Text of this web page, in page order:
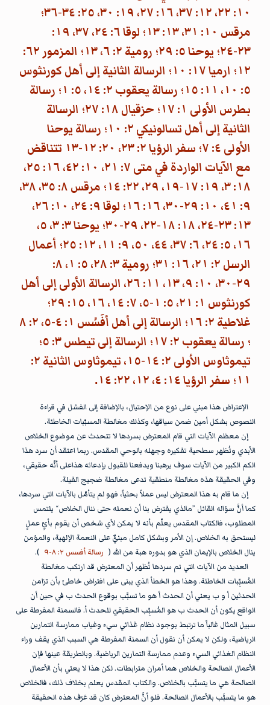
١٠: ٢٢، ١٢: ٣٧، ١٦: ٢٧، ١٩: ٣٠، ٢٥: ٣٤-٣٦؛
مرقس ١٠: ٣١، ١٣: ١٣؛ لوقا ٦: ٢٤، ٣٧، ١٩:
٢٣-٢٤؛ يوحنا ٥: ٢٩؛ رومية ٢: ٦، ١٣؛ المزمور ٦٢:
١٢؛ ارميا ١٧: ١٠؛ الرسالة الثانية إلى أهل كورنثوس
٥: ١٠، ١١: ١٥؛ رسالة يعقوب ٢: ١٤، ٥: ١؛ رسالة
بطرس الأولى ١: ١٧؛ حزقيال ١٨: ٢٧؛ الرسالة
الثانية إلى أهل تسالونيكي ٢: ١٠؛ رسالة يوحنا
الأولى ٤: ٧؛ سفر الرؤيا ٢: ٢٣، ٢٠: ١٢-١٣ تتناقض
مع الآيات الواردة في متى ٧: ٢١، ١٠: ٤٢، ١٦: ٢٥،
١٨: ٣، ١٩: ١٧-١٩، ٢٩، ٢٢: ١٤؛ مرقس ٨: ٣٥، ٣٨،
٩: ٤١، ١٠: ٢٩-٣٠، ١٦: ١٦؛ لوقا ٩: ٢٤، ١٠: ٢٦،
١٣: ٢٣-٢٤، ١٨: ١٨-٢٢، ٢٩-٣٠؛ يوحنا ٣: ٣، ٥،
١٦، ٥: ٢٤، ٦: ٣٧، ٤٤، ٥٠، ٩: ١١، ١٢: ٢٥؛ أعمال
الرسل ٢: ٢١، ١٦: ٣١؛ رومية ٣: ٢٨، ٥: ١، ٨:
٢٩-٣٠، ١٠: ٩، ١٣، ١١: ٢٦، الرسالة الأولى إلى أهل
كورنثوس ١: ٢١، ٥: ١-٥، ٧: ١٤، ١٦، ١٥: ٢٩؛
غلاطية ٢: ١٦؛ الرسالة إلى أهل أفَسُس ١: ٤-٥، ٢: ٨
؛ رسالة يعقوب ٢: ١٧؛ الرسالة إلى تيطس ٣: ٥؛
تيموثاوس الأولى ٢: ١٤-١٥، تيموثاوس الثانية ٢:
١١؛ سفر الرؤيا ١٤: ٤، ١٢، ٢٢: ١٤.
الإعتراض هذا مبني على نوع من الإحتيال، بالإضافة إلى الفشل في قراءة
النصوص بشكل أمين ضمن سياقها، وكذلك مغالطة المسبّبات الخاطئة.
إن معظم الآيات التي قام المعترض بسردها لا تتحدث عن موضوع الخلاص
الأبدي وتُظهر سطحية تفكيره وجهله بالوحي المقدس. ربما اعتقد أن سرد هذا
الكم الكبير من الآيات سوف يرهبنا ويدفعنا للقبول بإدعائه هذاعلى أنَّه حقيقي،
وفي الحقيقة هذه مغالطة منطقية تدعى مغالطة ضجيج الفيلة.
إن ما قام به هذا المعترض ليس عملاً بحثياً، فهو لم يتأمّل بالآيات التي سردها،
كما أنَّ سؤاله القائل ”مالذي يفترض بنا أن نعمله حتى ننال الخلاص“ يلتمس
المطلوب، فالكتاب المقدس يعلّم بأنه لا يمكن لأي شخص أن يقوم بأيِّ عملٍ
ليستحق به الخلاص. إن الأمر وبشكل كامل مبنيٌّ على النعمة الإلهية، والمؤمن
ينال الخلاص بالإيمان الذي هو بدوره هبة من الله ( رسالة أفسس ٢: ٨-٩
).
العديد من الآيات التي تم سردها تُظهر أن المعترض قد ارتكب مغالطة
المُسبِّبات الخاطئة. وهذا هو الخطأ الذي يبنى على افتراض خاطئ بأن تزامن
الحدثين أ و ب يعني أن الحدث أ هو ما تسبَّب بوقوع الحدث ب في حين أن
الواقع يكون أن الحدث ب هو المُسبِّب الحقيقيّ للحدث أ. فالسمنة المفرطة على
سبيل المثال غالباً ما ترتبط بوجود نظام غذائي سيء وغياب ممارسة التمارين
الرياضية، ولكن لا يمكن أن نقول أن السمنة المفرطة هي السبب الذي يقف وراء
النظام الغذائي السيء وعدم ممارسة التمارين الرياضية. وبالطريقة عينها فإن
الأعمال الصالحة والخلاص هما أمران مترابطات. لكن هذا لا يعني بأن الأعمال
الصالحة هي ما يتسبَّب بالخلاص. والكتاب المقدس يعلم بخلاف ذلك، فالخلاص
هو ما يتسبَّب بالأعمال الصالحة. فلو أنَّ المعترض كان قد عَرَف هذه الحقيقة